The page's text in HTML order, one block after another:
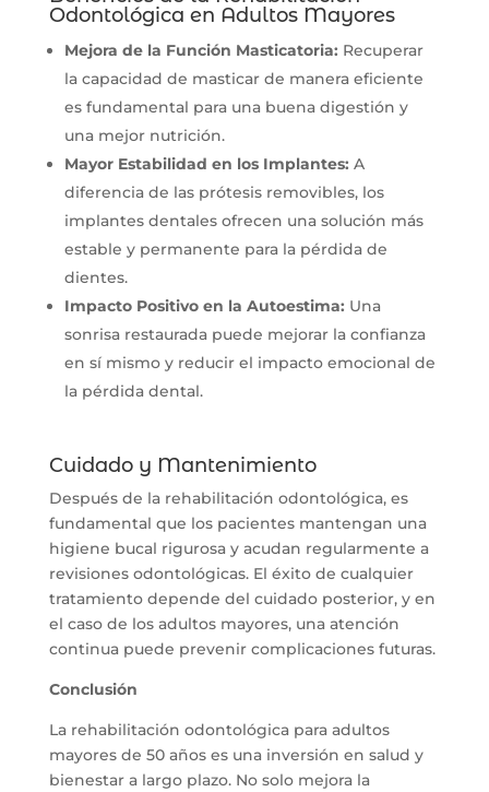
Odontológica en Adultos Mayores
Mejora de la Función Masticatoria: Recuperar
la capacidad de masticar de manera eficiente
es fundamental para una buena digestión y
una mejor nutrición.
Mayor Estabilidad en los Implantes: A
diferencia de las prótesis removibles, los
implantes dentales ofrecen una solución más
estable y permanente para la pérdida de
dientes.
Impacto Positivo en la Autoestima: Una
sonrisa restaurada puede mejorar la confianza
en sí mismo y reducir el impacto emocional de
la pérdida dental.
Cuidado y Mantenimiento
Después de la rehabilitación odontológica, es
fundamental que los pacientes mantengan una
higiene bucal rigurosa y acudan regularmente a
revisiones odontológicas. El éxito de cualquier
tratamiento depende del cuidado posterior, y en
el caso de los adultos mayores, una atención
continua puede prevenir complicaciones futuras.
Conclusión
La rehabilitación odontológica para adultos
mayores de 50 años es una inversión en salud y
bienestar a largo plazo. No solo mejora la